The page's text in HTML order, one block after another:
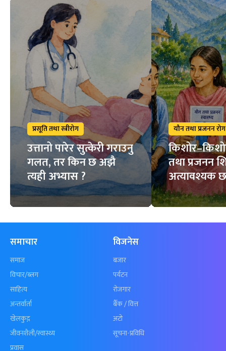
प्रसूति तथा स्त्रीरोग
उत्तानो पारेर सुत्केरी गराउनु
गलत, तर किन छ अझै
त्यही अभ्यास ?
यौन तथा प्रजनन रोग
तथा प्रजनन
अत्यावश्यक
समाचार
समाज
विचार/ब्लग
साहित्य
अन्तर्वार्ता
खेलकुद़़
जीवनशैली/स्वास्थ्य
प्रवास
विजनेस
बजार
पर्यटन
रोजगार
बैँक / वित्त
अटो
सूचना-प्रविधि